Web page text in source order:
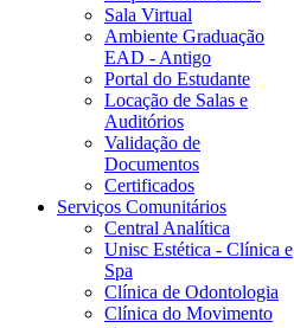
Sala Virtual
Ambiente Graduação
EAD - Antigo
Portal do Estudante
Locação de Salas e
Auditórios
Validação de
Documentos
Certificados
Serviços Comunitários
Central Analítica
Unisc Estética - Clínica e
Spa
Clínica de Odontologia
Clínica do Movimento